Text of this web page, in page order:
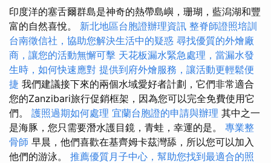
印度洋的塞舌爾群島是神奇的熱帶島嶼，珊瑚，藍潟湖和豐
富的自然喜悅。 新北地區台胞證辦理資訊 整脊師證照培訓
台南徵信社，協助您解決生活中的疑惑 尋找優質的外燴廠
商，讓您的活動無懈可擊 天花板漏水緊急處理，當漏水發
生時，如何快速應對 提供到府外燴服務，讓活動更輕鬆便
捷 我們建議接下來的兩個水域愛好者計劃，它們非常適合
您的Zanzibari旅行促銷框架，因為您可以完全免費使用它
們。 護照過期如何處理 宜蘭台胞證的申請與辦理 其中之一
是海豚，您只需要潛水護目鏡，青蛙，幸運的是。 專業整
骨師 早晨，他們喜歡在基齊姆卡茲灣舔，所以您可以加入
他們的游泳。 推薦優質月子中心，幫助您找到最適合的照